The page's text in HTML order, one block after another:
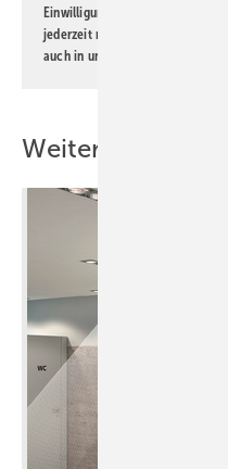
Einwilligung kann ich jederzeit
jederzeit möglich. Informationen
auch in unserer
Weitere Inhalte